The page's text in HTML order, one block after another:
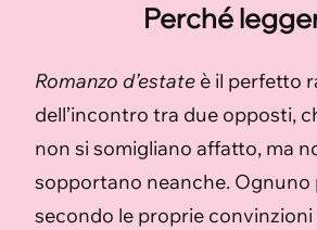
Perché
Romanzo d’estate è il perfetto
dell’incontro tra due opposti,
non si somigliano affatto, ma
sopportano neanche. Ognuno
secondo le proprie